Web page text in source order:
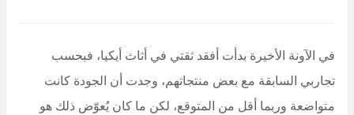
في الآونة الأخيرة بدأت أفقد ثقتي في أثاث أيكيا، فبحسب
تجاربي السابقة مع بعض منتجاتهم، وجدت أن الجودة كانت
متواضعة وربما أقل من المتوقع، لكن ما كان يُعوّض ذلك هو